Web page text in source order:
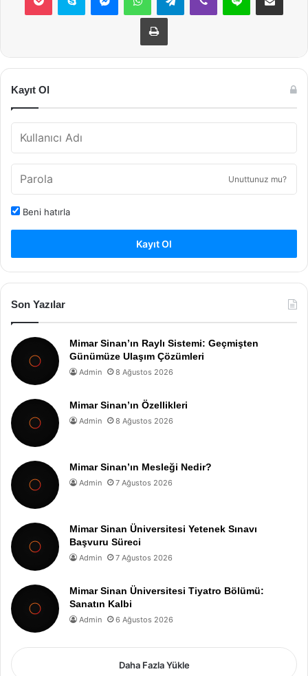
Yazdır
Kayıt Ol
Unuttunuz mu?
Beni hatırla
Kayıt Ol
Son Yazılar
Mimar Sinan’ın Raylı Sistemi: Geçmişten
Günümüze Ulaşım Çözümleri
Admin 8 Ağustos 2026
Mimar Sinan’ın Özellikleri
Admin 8 Ağustos 2026
Mimar Sinan’ın Mesleği Nedir?
Admin 7 Ağustos 2026
Mimar Sinan Üniversitesi Yetenek Sınavı
Başvuru Süreci
Admin 7 Ağustos 2026
Mimar Sinan Üniversitesi Tiyatro Bölümü:
Sanatın Kalbi
Admin 6 Ağustos 2026
Daha Fazla Yükle